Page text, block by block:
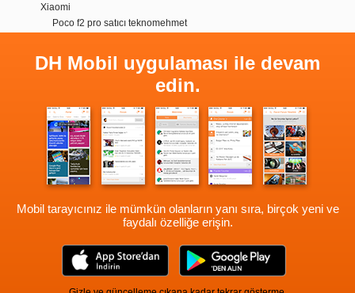
Xiaomi
Poco f2 pro satıcı teknomehmet
DH Mobil uygulaması ile devam
edin.
Mobil tarayıcınız ile mümkün olanların yanı sıra, birçok yeni ve
faydalı özelliğe erişin.